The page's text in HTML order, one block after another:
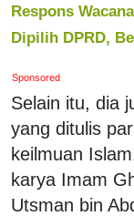
Respons
Dipilih DPRD,
Sponsored
Selain itu, dia
yang ditulis
keilmuan
karya Imam
Utsman bin